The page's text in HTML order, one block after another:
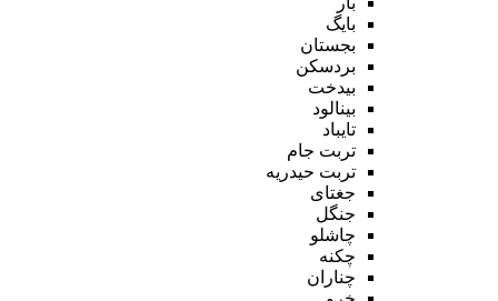
بایگ
بجستان
بردسکن
بیدخت
بینالود
تایباد
تربت جام
تربت حیدریه
جغتای
جنگل
چاشلو
چکنه
چناران